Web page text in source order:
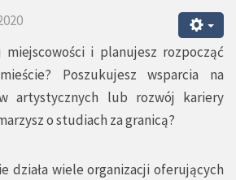
miejscowości i planujesz rozpocząć
Poszukujesz wsparcia na
artystycznych lub rozwój kariery
o studiach za granicą?
działa wiele organizacji oferujących